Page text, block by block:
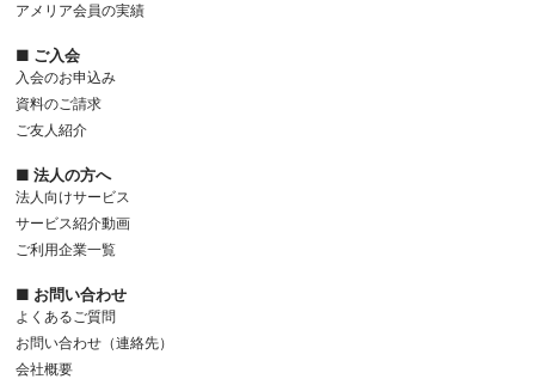
アメリア会員の実績
■ ご入会
入会のお申込み
資料のご請求
ご友人紹介
■ 法人の方へ
法人向けサービス
サービス紹介動画
ご利用企業一覧
■ お問い合わせ
よくあるご質問
お問い合わせ（連絡先）
会社概要